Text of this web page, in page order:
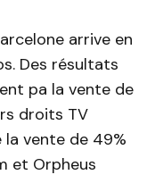
arrive en
Des résultats
pa la vente de
droits TV
vente de 49%
et Orpheus